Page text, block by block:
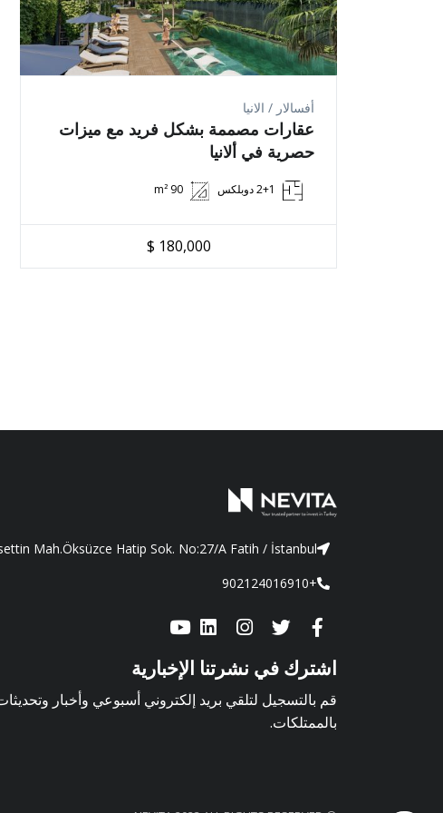
* ملكية كاملة
ينص قانون تركيا على التملك الحر لمشتري العقارات ويمكن للمالك أن
اكتشف عالم نيفيتا ® الاحترافي
لا شيء أفضل من امتلاك شقة من الدرجة الأولى. سوف تساعدك نيفيتا
نيفيتا هي جوهرة الأعمال العقارية. نحن دائما نقدم لعملائنا
قم بزيارة صفحة "دليل المشتري" الخاصة بنا للحصول على نظرة عامة
أفسالار / الانيا
عقارات مصممة بشكل فريد مع ميزات
حصرية في ألانيا
90 m²
180,000 $
Mah.Öksüzce Hatip Sok. No:27/A Fatih / İstanbul
+902124016910
اشترك في نشرتنا الإخبارية
قم بالتسجيل لتلقي بريد إلكتروني أسبوعي وأخبار
بالممتلكات.